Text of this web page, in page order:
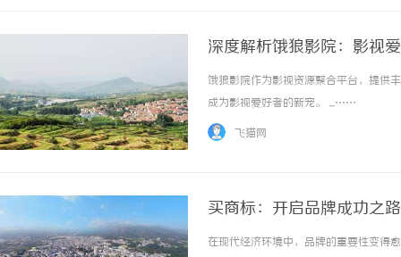
深度解析饿狼影院：影视
饿狼影院作为影视资源聚合平台，提供
成为影视爱好者的新宠。 ...……
飞猫网
买商标：开启品牌成功之
在现代经济环境中，品牌的重要性变得